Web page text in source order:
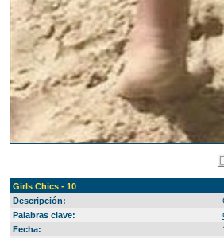
Girls Chics - 10
Descripción:
Palabras clave:
Fecha: